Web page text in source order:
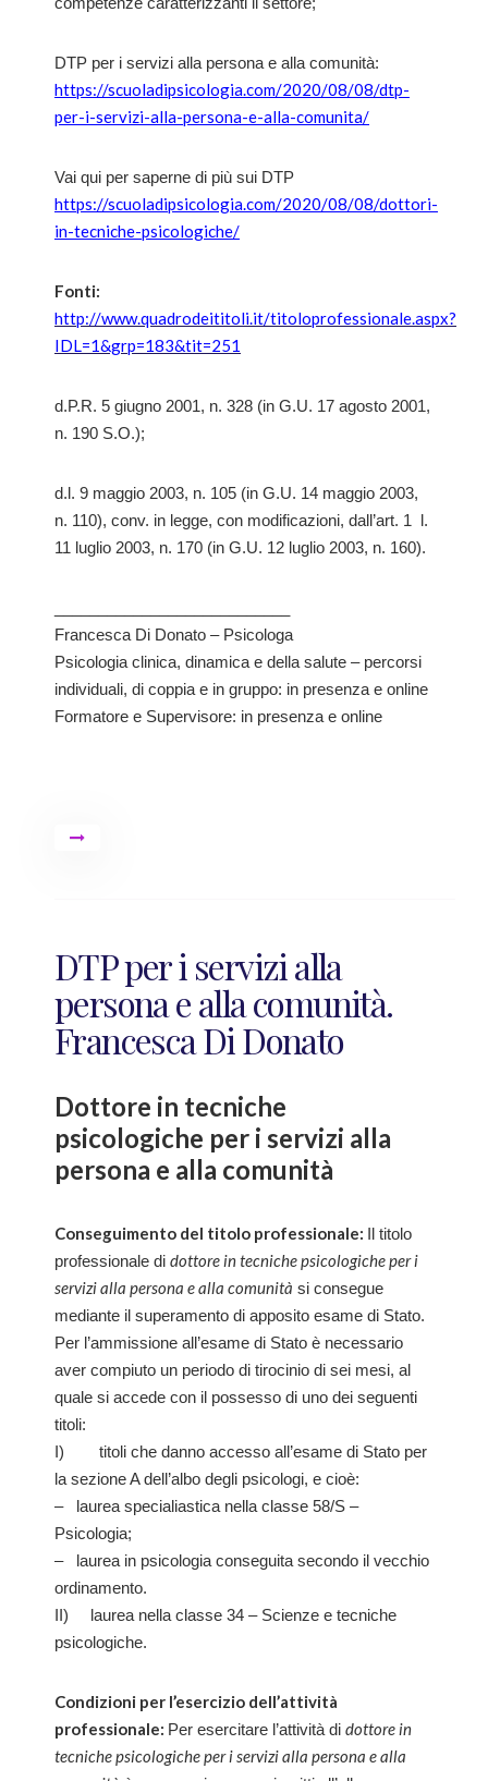
DTP per i servizi alla persona e alla comunità:
https://scuoladipsicologia.com/2020/08/08/dtp-
per-i-servizi-alla-persona-e-alla-comunita/
Vai qui per saperne di più sui DTP
https://scuoladipsicologia.com/2020/08/08/dottori-
in-tecniche-psicologiche/
Fonti:
http://www.quadrodeititoli.it/titoloprofessionale.aspx?
IDL=1&grp=183&tit=251
d.P.R. 5 giugno 2001, n. 328 (in G.U. 17 agosto 2001,
n. 190 S.O.);
d.l. 9 maggio 2003, n. 105 (in G.U. 14 maggio 2003,
n. 110), conv. in legge, con modificazioni, dall’art. 1 l.
11 luglio 2003, n. 170 (in G.U. 12 luglio 2003, n. 160).
Francesca Di Donato – Psicologa
Psicologia clinica, dinamica e della salute – percorsi
individuali, di coppia e in gruppo: in presenza e online
Formatore e Supervisore: in presenza e online
DTP per i servizi alla
persona e alla comunità.
Francesca Di Donato
Dottore in tecniche
psicologiche per i servizi alla
persona e alla comunità
Conseguimento del titolo professionale: Il titolo
professionale di dottore in tecniche psicologiche per i
servizi alla persona e alla comunità si consegue
mediante il superamento di apposito esame di Stato.
Per l’ammissione all’esame di Stato è necessario
aver compiuto un periodo di tirocinio di sei mesi, al
quale si accede con il possesso di uno dei seguenti
titoli:
I) titoli che danno accesso all’esame di Stato per
la sezione A dell’albo degli psicologi, e cioè:
– laurea specialiastica nella classe 58/S –
Psicologia;
– laurea in psicologia conseguita secondo il vecchio
ordinamento.
II) laurea nella classe 34 – Scienze e tecniche
psicologiche.
Condizioni per l’esercizio dell’attività
professionale: Per esercitare l’attività di dottore in
tecniche psicologiche per i servizi alla persona e alla